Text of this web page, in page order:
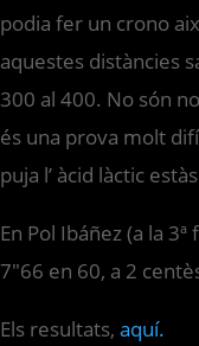
podia fer un crono
aquestes distàncies
300 al 400. No són
és una prova molt
puja l’ àcid làctic
En Pol Ibáñez (a la
7″66 en 60, a 2
Els resultats, aquí.